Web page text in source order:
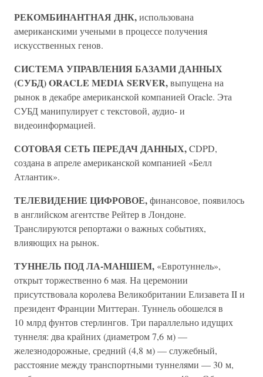
РЕКОМБИНАНТНАЯ ДНК,использована
американскими учеными в процессе получения
искусственных генов.
СИСТЕМА УПРАВЛЕНИЯ БАЗАМИ ДАННЫХ
(СУБД) ORACLE MEDIA SERVER,выпущена на
рынок в декабре американской компанией Oracle. Эта
СУБД манипулирует с текстовой, аудио- и
видеоинформацией.
СОТОВАЯ СЕТЬ ПЕРЕДАЧ ДАННЫХ,CDPD,
создана в апреле американской компанией «Белл
Атлантик».
ТЕЛЕВИДЕНИЕ ЦИФРОВОЕ,финансовое, появилось
в английском агентстве Рейтер в Лондоне.
Транслируются репортажи о важных событиях,
влияющих на рынок.
ТУННЕЛЬ ПОД ЛА-МАНШЕМ, «Евротуннель»,
открыт торжественно 6 мая. На церемонии
присутствовала королева Великобритании Елизавета II и
президент Франции Миттеран. Туннель обошелся в
10 млрд фунтов стерлингов. Три параллельно идущих
туннеля: два крайних (диаметром 7,6 м) —
железнодорожные, средний (4,8 м) — служебный,
расстояние между транспортными туннелями — 30 м,